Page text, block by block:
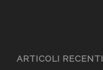
ARTICOLI RECENTI